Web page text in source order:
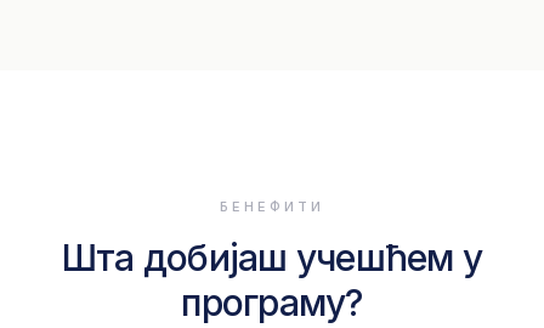
БЕНЕФИТИ
Шта добијаш учешћем у
програму?